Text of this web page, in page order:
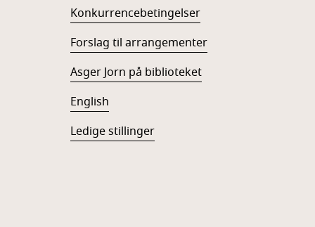
Konkurrencebetingelser
Forslag til arrangementer
Asger Jorn på biblioteket
English
Ledige stillinger